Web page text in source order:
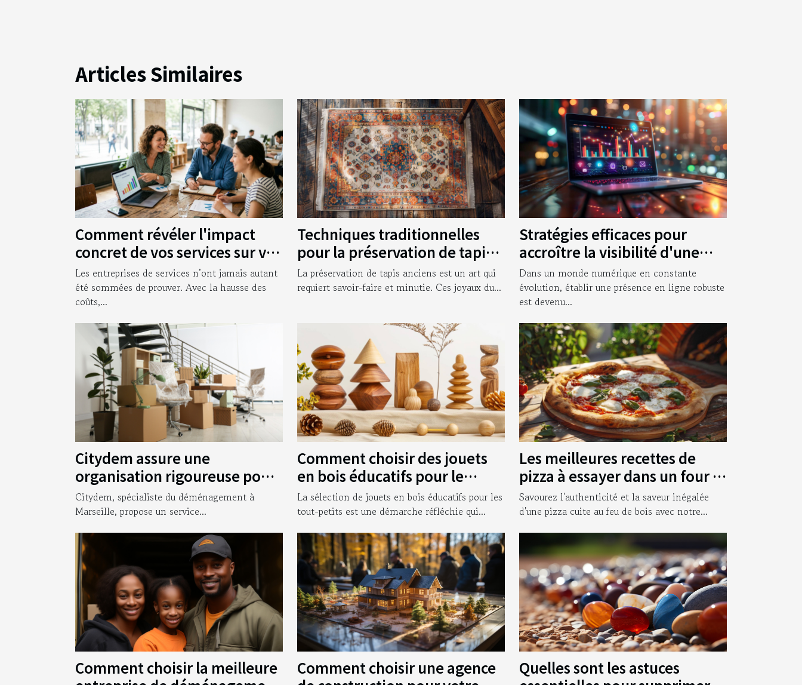
Articles Similaires
Comment révéler l'impact
concret de vos services sur vos
clients
Les entreprises de services n’ont jamais autant
été sommées de prouver. Avec la hausse des
coûts,...
Techniques traditionnelles
pour la préservation de tapis
anciens
La préservation de tapis anciens est un art qui
requiert savoir-faire et minutie. Ces joyaux du...
Stratégies efficaces pour
accroître la visibilité d'une
entreprise en ligne
Dans un monde numérique en constante
évolution, établir une présence en ligne robuste
est devenu...
Citydem assure une
organisation rigoureuse pour
votre déménagement
d’entreprise à Marseille !
Citydem, spécialiste du déménagement à
Marseille, propose un service...
Comment choisir des jouets
en bois éducatifs pour le
développement des tout-
petits
La sélection de jouets en bois éducatifs pour les
tout-petits est une démarche réfléchie qui...
Les meilleures recettes de
pizza à essayer dans un four à
bois
Savourez l'authenticité et la saveur inégalée
d'une pizza cuite au feu de bois avec notre...
Comment choisir la meilleure
Comment choisir une agence
Quelles sont les astuces